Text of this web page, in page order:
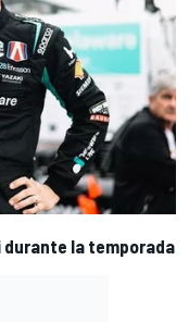
la temporada